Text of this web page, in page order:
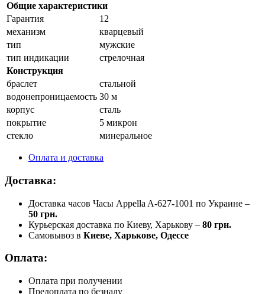
Общие характеристики
Гарантия
12
механизм
кварцевый
тип
мужские
тип индикации
стрелочная
Конструкция
браслет
стальной
водонепроницаемость 30 м
корпус
сталь
покрытие
5 микрон
стекло
минеральное
Оплата и доставка
Доставка:
Доставка часов Часы Appella A-627-1001 по Украине –
50 грн.
Курьерская доставка по Киеву, Харькову – 80 грн.
Самовывоз в Киеве, Харькове, Одессе
Оплата:
Оплата при получении
Предоплата по безналу